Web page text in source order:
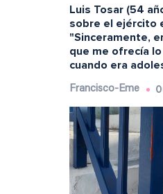
Luis Tosar (54
sobre el ejército
"Sinceramente,
que me ofrecía
cuando era
Francisco-Eme